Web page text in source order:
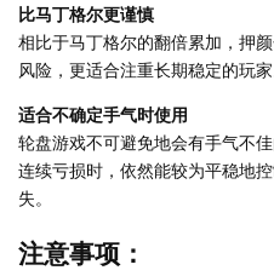
比马丁格尔更谨慎
相比于马丁格尔的翻倍累加，押
风险，更适合注重长期稳定的玩家
适合不确定手气时使用
轮盘游戏不可避免地会有手气不
连续亏损时，依然能较为平稳地
失。
注意事项：